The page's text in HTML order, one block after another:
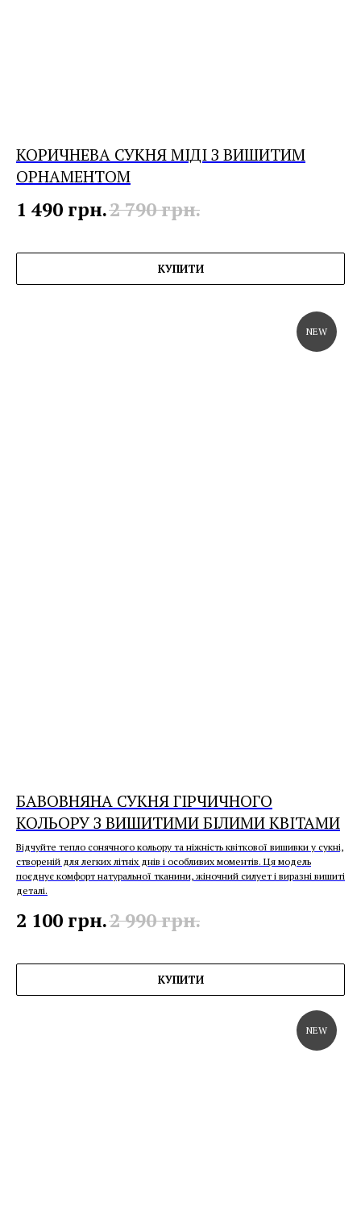
КОРИЧНЕВА СУКНЯ МІДІ З ВИШИТИМ
ОРНАМЕНТОМ
1 490 грн.2 790грн.
КУПИТИ
NEW
БАВОВНЯНА СУКНЯ ГІРЧИЧНОГО
КОЛЬОРУ З ВИШИТИМИ БІЛИМИ КВІТАМИ
Відчуйте тепло сонячного кольору та ніжність квіткової вишивки у сукні,
створеній для легких літніх днів і особливих моментів. Ця модель
поєднує комфорт натуральної тканини, жіночний силует і виразні вишиті
деталі.
2 100 грн.2 990грн.
КУПИТИ
NEW